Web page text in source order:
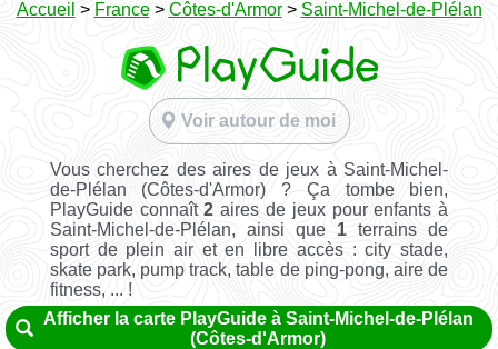
Accueil > France> Côtes-d'Armor> Saint-Michel-de-Plélan
Voir autour de moi
Vous cherchez des aires de jeux à Saint-Michel-
de-Plélan (Côtes-d'Armor) ? Ça tombe bien,
PlayGuide connaît2 aires de jeux pour enfants à
Saint-Michel-de-Plélan, ainsi que 1 terrains de
sport de plein air et en libre accès : city stade,
skate park, pump track, table de ping-pong, aire de
fitness, ... !
Afficher la carte PlayGuide à Saint-Michel-de-Plélan
(Côtes-d'Armor)